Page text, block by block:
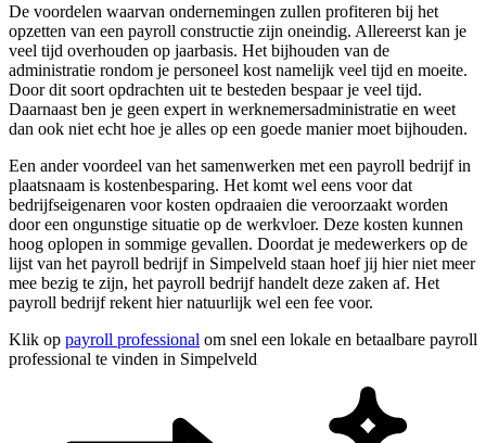
De voordelen waarvan ondernemingen zullen profiteren bij het
opzetten van een payroll constructie zijn oneindig. Allereerst kan je
veel tijd overhouden op jaarbasis. Het bijhouden van de
administratie rondom je personeel kost namelijk veel tijd en moeite.
Door dit soort opdrachten uit te besteden bespaar je veel tijd.
Daarnaast ben je geen expert in werknemersadministratie en weet
dan ook niet echt hoe je alles op een goede manier moet bijhouden.
Een ander voordeel van het samenwerken met een payroll bedrijf in
plaatsnaam is kostenbesparing. Het komt wel eens voor dat
bedrijfseigenaren voor kosten opdraaien die veroorzaakt worden
door een ongunstige situatie op de werkvloer. Deze kosten kunnen
hoog oplopen in sommige gevallen. Doordat je medewerkers op de
lijst van het payroll bedrijf in Simpelveld staan hoef jij hier niet meer
mee bezig te zijn, het payroll bedrijf handelt deze zaken af. Het
payroll bedrijf rekent hier natuurlijk wel een fee voor.
Klik op payroll professional om snel een lokale en betaalbare payroll
professional te vinden in Simpelveld